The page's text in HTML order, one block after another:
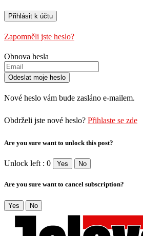
Zapomněli jste heslo?
Obnova hesla
Nové heslo vám bude zasláno e-mailem.
Obdrželi jste nové heslo? Přihlaste se zde
Are you sure want to unlock this post?
Unlock left : 0 Yes No
Are you sure want to cancel subscription?
Yes No